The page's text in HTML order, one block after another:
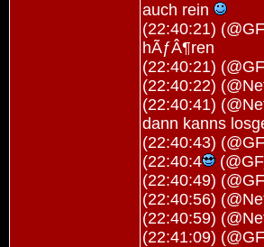
auch rein
(22:40:21)
hÃƒÂ¶ren
(22:40:21)
(22:40:22)
(22:40:41)
dann kanns
(22:40:43)
(22:40:4
(22:40:49)
(22:40:56)
(22:40:59)
(22:41:09)